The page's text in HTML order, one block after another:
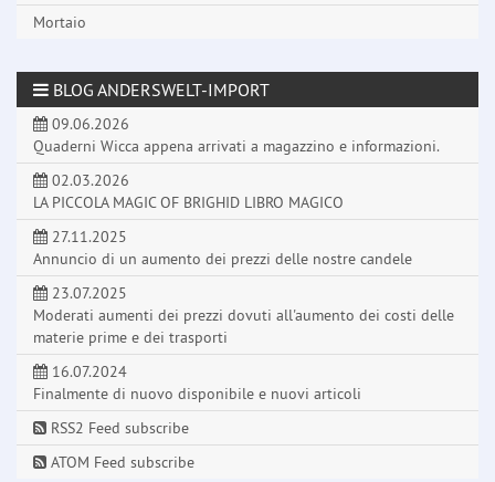
Mortaio
BLOG ANDERSWELT-IMPORT
09.06.2026
Quaderni Wicca appena arrivati a magazzino e informazioni.
02.03.2026
LA PICCOLA MAGIC OF BRIGHID LIBRO MAGICO
27.11.2025
Annuncio di un aumento dei prezzi delle nostre candele
23.07.2025
Moderati aumenti dei prezzi dovuti all'aumento dei costi delle
materie prime e dei trasporti
16.07.2024
Finalmente di nuovo disponibile e nuovi articoli
RSS2 Feed subscribe
ATOM Feed subscribe